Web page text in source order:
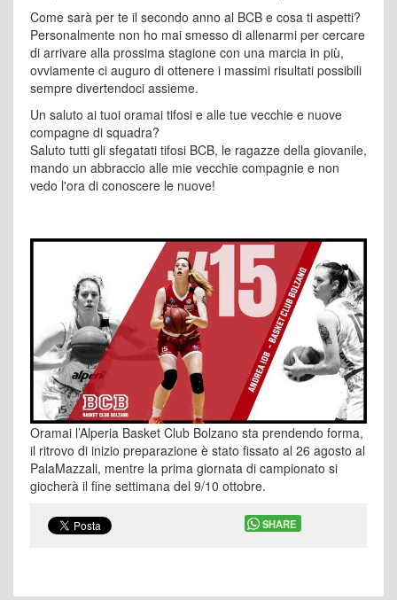
Come sarà per te il secondo anno al BCB e cosa ti aspetti?
Personalmente non ho mai smesso di allenarmi per cercare
di arrivare alla prossima stagione con una marcia in più,
ovviamente ci auguro di ottenere i massimi risultati possibili
sempre divertendoci assieme.
Un saluto ai tuoi oramai tifosi e alle tue vecchie e nuove
compagne di squadra?
Saluto tutti gli sfegatati tifosi BCB, le ragazze della giovanile,
mando un abbraccio alle mie vecchie compagnie e non
vedo l'ora di conoscere le nuove!
Oramai l’Alperia Basket Club Bolzano sta prendendo forma,
il ritrovo di inizio preparazione è stato fissato al 26 agosto al
PalaMazzali, mentre la prima giornata di campionato si
giocherà il fine settimana del 9/10 ottobre.
SHARE